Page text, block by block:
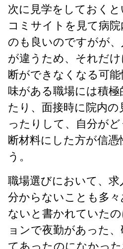
次に見学をしておく
コミサイトを見て病
のも良いのですがが
が違うため、それだ
断ができなくなる可
味がある職場には積
たり、面接時に院内
ったりして、自分が
断材料にした方が信
う。
職場選びにおいて、
分からないことも多
ないと書かれていた
ョンで夜勤があった